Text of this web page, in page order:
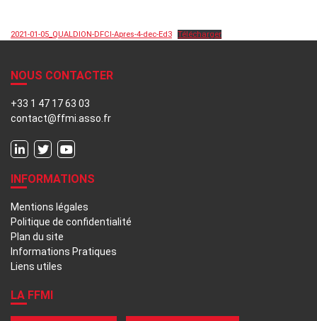
2021-01-05_QUALDION-DFCI-Apres-4-dec-Ed3 Télécharger
NOUS CONTACTER
+33 1 47 17 63 03
contact@ffmi.asso.fr
INFORMATIONS
Mentions légales
Politique de confidentialité
Plan du site
Informations Pratiques
Liens utiles
LA FFMI